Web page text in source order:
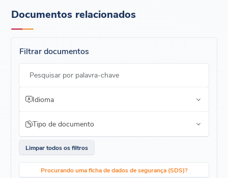
Documentos relacionados
Filtrar documentos
Pesquisar por palavra-chave
Idioma
Tipo de documento
Limpar todos os filtros
Procurando uma ficha de dados de segurança (SDS)?